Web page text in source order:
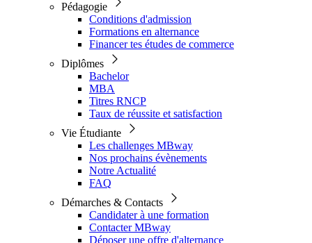
Pédagogie
Conditions d'admission
Formations en alternance
Financer tes études de commerce
Diplômes
Bachelor
MBA
Titres RNCP
Taux de réussite et satisfaction
Vie Étudiante
Les challenges MBway
Nos prochains évènements
Notre Actualité
FAQ
Démarches & Contacts
Candidater à une formation
Contacter MBway
Déposer une offre d'alternance